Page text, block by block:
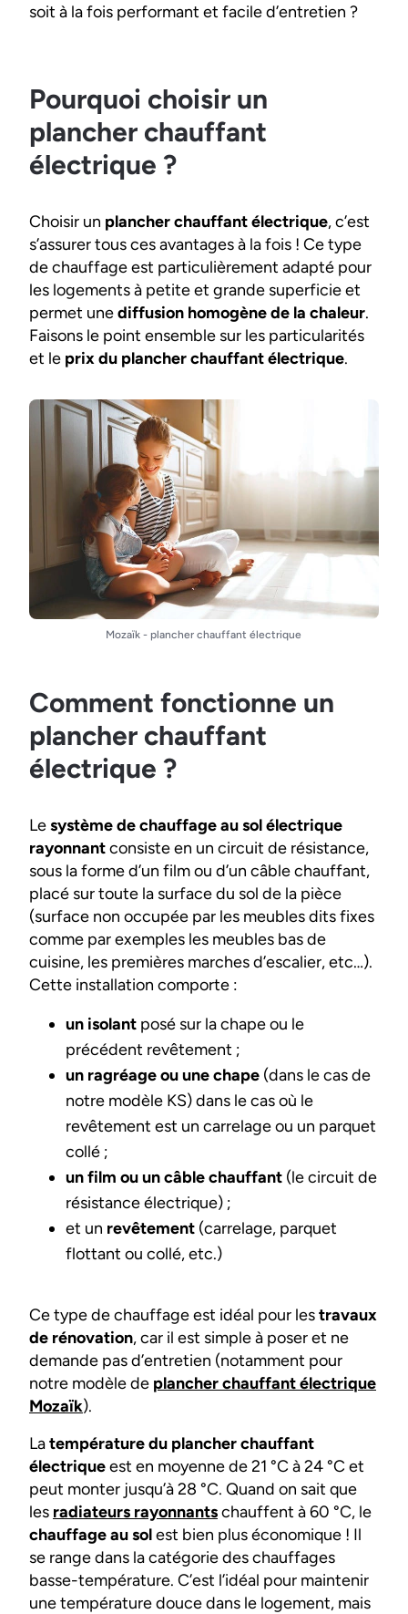
soit à la fois performant et facile d’entretien ?
Pourquoi choisir un
plancher chauffant
électrique ?
Choisir un plancher chauffant électrique, c’est
s’assurer tous ces avantages à la fois ! Ce type
de chauffage est particulièrement adapté pour
les logements à petite et grande superficie et
permet unediffusion homogène de la chaleur.
Faisons le point ensemble sur les particularités
et le prix du plancher chauffant électrique.
Mozaïk - plancher chauffant électrique
Comment fonctionne un
plancher chauffant
électrique ?
Lesystème de chauffage au sol électrique
rayonnantconsiste en un circuit de résistance,
sous la forme d’un film ou d’un câble chauffant,
placé sur toute la surface du sol de la pièce
(surface non occupée par les meubles dits fixes
comme par exemples les meubles bas de
cuisine, les premières marches d’escalier, etc…).
Cette installation comporte :
un isolant posé sur la chape ou le
précédent revêtement ;
un ragréage ou une chape (dans le cas de
notre modèle KS) dans le cas où le
revêtement est un carrelage ou un parquet
collé ;
un film ou un câble chauffant (le circuit de
résistance électrique) ;
et un revêtement (carrelage, parquet
flottant ou collé, etc.)
Ce type de chauffage est idéal pour lestravaux
de rénovation, car il est simple à poser et ne
demande pas d’entretien (notamment pour
notre modèle de plancher chauffant électrique
Mozaïk).
Latempérature du plancher chauffant
électriqueest en moyenne de 21 °C à 24 °C et
peut monter jusqu’à 28 °C. Quand on sait que
les radiateurs rayonnantschauffent à 60 °C, le
chauffage au solest bien plus économique ! Il
se range dans la catégorie des chauffages
basse-température. C’est l’idéal pour maintenir
une température douce dans le logement, mais